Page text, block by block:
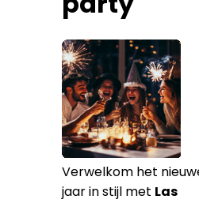
Zilveren Gelukkig
Nieuwjaar Hoedje
In winkelmandje
party